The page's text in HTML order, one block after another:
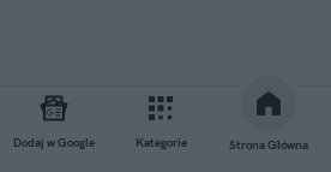
Dodaj w Google Kategorie Strona Główna